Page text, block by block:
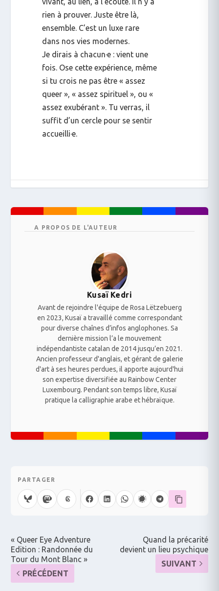
rien à prouver. Juste être là,
ensemble. C’est un luxe rare
dans nos vies modernes.
Je dirais à chacun·e : vient une
fois. Ose cette expérience, même
si tu crois ne pas être « assez
queer », « assez spirituel », ou «
assez exubérant ». Tu verras, il
suffit d’un cercle pour se sentir
accueilli·e.
A PROPOS DE L'AUTEUR
Kusaï Kedri
Avant de rejoindre l'équipe de Rosa Lëtzebuerg
en 2023, Kusaï a travaillé comme correspondant
pour diverse chaînes d’infos anglophones. Sa
dernière mission l’a le mouvement
indépendantiste catalan de 2014 jusqu’en 2021.
Ancien professeur d'anglais, et gérant de galerie
d'art à ses heures perdues, il apporte aujourd'hui
son expertise diversifiée au Rainbow Center
Luxembourg. Pendant son temps libre, Kusaï
pratique la calligraphie arabe et hébraïque.
PARTAGER
« Queer Eye Adventure
Edition : Randonnée du
Tour du Mont Blanc »
PRÉCÉDENT
Quand la précarité
devient un lieu psychique
SUIVANT